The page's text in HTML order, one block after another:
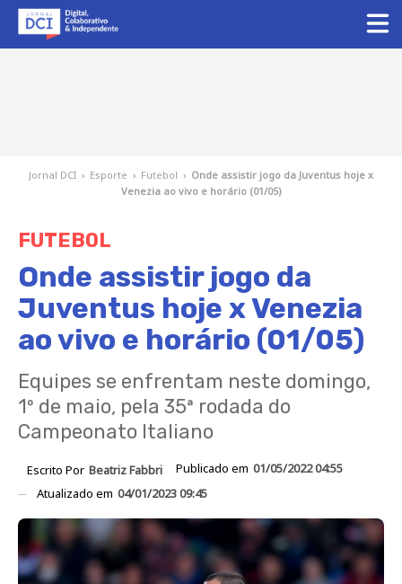
Jornal DCI › Esporte › Futebol › Onde assistir jogo da Juventus hoje x
Venezia ao vivo e horário (01/05)
FUTEBOL
Onde assistir jogo da
Juventus hoje x Venezia
ao vivo e horário (01/05)
Equipes se enfrentam neste domingo,
1º de maio, pela 35ª rodada do
Campeonato Italiano
Escrito Por Beatriz Fabbri Publicado em 01/05/2022 04:55
Atualizado em 04/01/2023 09:45